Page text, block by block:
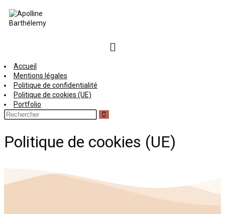
Accueil
Mentions légales
Politique de confidentialité
Politique de cookies (UE)
Portfolio
Politique de cookies (UE)